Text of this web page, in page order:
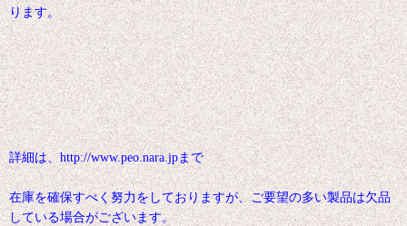
ります。
詳細は、http://www.peo.nara.jpまで
在庫を確保すべく努力をしておりますが、ご要望の多い製品は欠品
している場合がございます。